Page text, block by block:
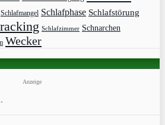
Schlafmangel Schlafphase Schlafstörung
Schlafzimmer Schnarchen
Wecker
Anzeige